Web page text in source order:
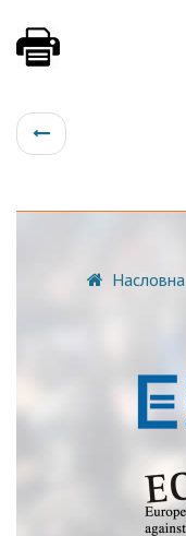
Насловна